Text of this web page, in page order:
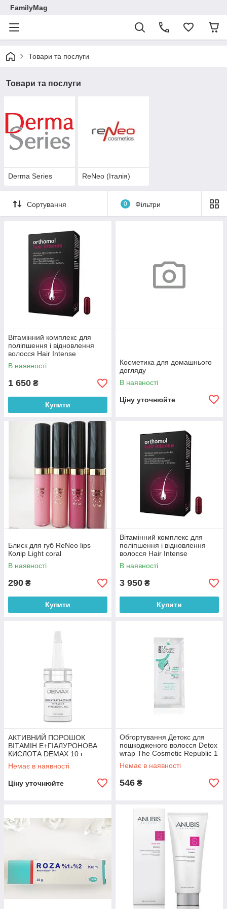
FamilyMag
Товари та послуги
Товари та послуги
Derma Series ReNeo (Італія)
Сортування 0 Фільтри
Вітамінний комплекс для
поліпшення і відновлення
волосся Hair Intense
Orthomol 60 шт
В наявності
1 650 ₴
Купити
Косметика для домашнього
догляду
В наявності
Ціну уточнюйте
Блиск для губ ReNeo lips
Колір Light coral
В наявності
290 ₴
Купити
Вітамінний комплекс для
поліпшення і відновлення
волосся Hair Intense
Orthomol 60 шт
В наявності
3 950 ₴
Купити
АКТИВНИЙ ПОРОШОК
ВІТАМІН Е+ГІАЛУРОНОВА
КИСЛОТА DEMAX 10 г
Немає в наявності
Ціну уточнюйте
Обгортування Детокс для
пошкодженого волосся Detox
wrap The Cosmetic Republic 1
шт
Немає в наявності
546 ₴